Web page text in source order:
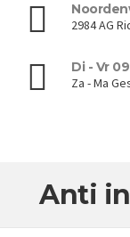
2984 AG
Di - Vr
Za - Ma
Anti